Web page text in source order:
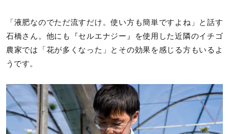
「液肥なのでただ流すだけ。使い方も簡単ですよね」と話す
石橋さん。他にも『セルエナジー』を使用した近隣のイチゴ
農家では「花が多くなった」とその効果を感じる方もいるよ
うです。